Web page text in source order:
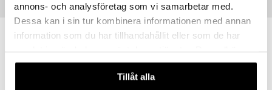
annons- och analysföretag som vi samarbetar med.
Dessa kan i sin tur kombinera informationen med annan
information som du har tillhandahållit eller som de har
våra cookies vid fortsatt användande av vår webbplats.
Tillåt alla
Populära produkter
-32%